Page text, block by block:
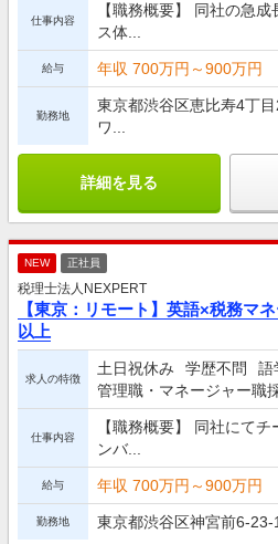
仕事内容
【職務概要】 同社の急
ス体...
給与 年収 700万円～900万円
勤務地
東京都渋谷区恵比寿4丁
ワ...
詳細を見る
NEW 正社員
税理士法人NEXPERT
【東京：リモート】英語×税務
以上
求人の特徴
土日祝休み 学歴不問
語
管理職・マネージャー職
仕事内容
【職務概要】 同社にて
ンバ...
給与 年収 700万円～900万円
勤務地 東京都渋谷区神宮前6-23-